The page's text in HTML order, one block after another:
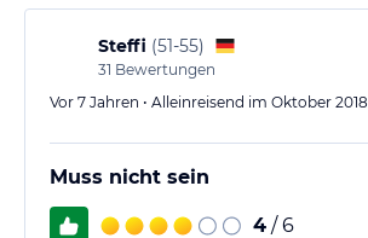
Steffi (51-55)
31 Bewertungen
Vor 7 Jahren • Alleinreisend im Oktober 2018
Muss nicht sein
4 / 6